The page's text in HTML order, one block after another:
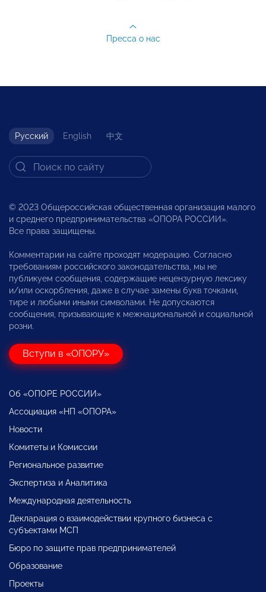
Пресса о нас
Русский English 中文
© 2023 Общероссийская общественная организация малого
и среднего предпринимательства «ОПОРА РОССИИ».
Все права защищены.
Комментарии на сайте проходят модерацию. Согласно
требованиям российского законодательства, мы не
публикуем сообщения, содержащие нецензурную лексику
и/или оскорбления, даже в случае замены букв точками,
тире и любыми иными символами. Не допускаются
сообщения, призывающие к межнациональной и социальной
розни.
Вступи в «ОПОРУ»
Об «ОПОРЕ РОССИИ»
Ассоциация «НП «ОПОРА»
Новости
Комитеты и Комиссии
Региональное развитие
Экспертиза и Аналитика
Международная деятельность
Декларация о взаимодействии крупного бизнеса с
субъектами МСП
Бюро по защите прав предпринимателей
Образование
Проекты